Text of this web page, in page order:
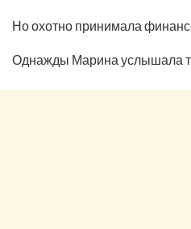
Но охотно принимала
Однажды Марина услышала